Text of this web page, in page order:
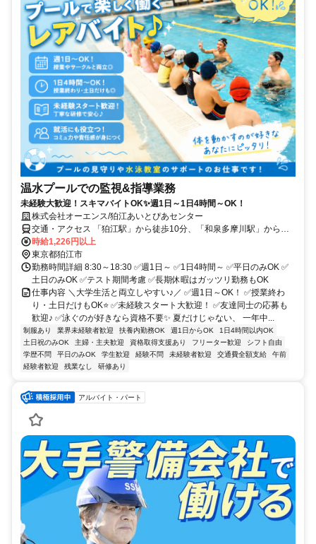
温水プールでの監視&指導業務
未経験大歓迎！スキマバイトOK✨週1日～1日4時間～OK！
株式会社オーエンス/狛江あいとぴあセンター
交通・アクセス 「狛江駅」から徒歩10分、「和泉多摩川駅」から徒
歩13分
時給1,226円以上
東京都狛江市
勤務時間詳細 8:30～18:30 ✅週1日～ ✅1日4時間～ ✅平日のみOK ✅
土日のみOK ✅テスト期間考慮 ✅長期休暇はガッツリ勤務もOK
仕事内容 ＼大学生活と両立しやすい♪／ ✅週1日～OK！ ✅授業終わ
り・土日だけもOK⭐ ✅未経験スタート大歓迎！ ✅友達同士の応募も
歓迎♪ ✅泳ぐのが好きなら資格不要✨ 夏だけじゃない、 一年中...
制服あり 業界未経験者歓迎 扶養内勤務OK 週1日からOK
1日4時間以内OK
土日祝のみOK
主婦・主夫歓迎 資格取得支援あり フリーター歓迎
シフト自由
学歴不問
平日のみOK 学生歓迎 経験不問 未経験者歓迎 交通費全額支給
午前
経験者歓迎
残業なし 研修あり
アルバイト・パート